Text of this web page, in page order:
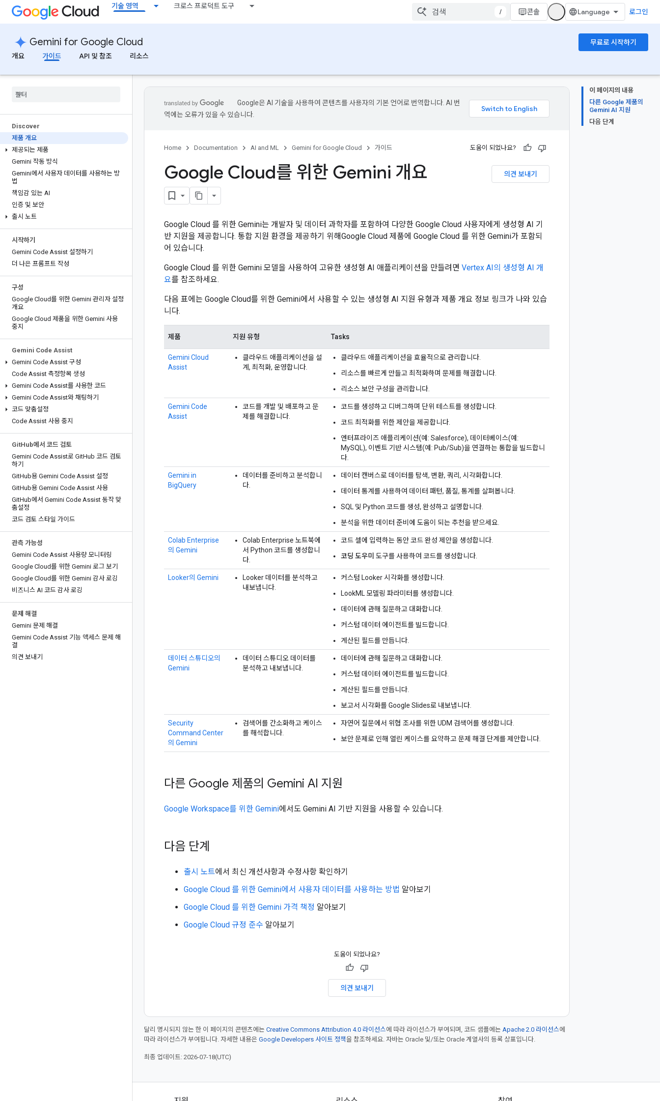
기술 영역 크로스 프로덕트 도구
/ 콘솔 로그인
Gemini for Google Cloud
무료로 시작하기
개요
가이드 API 및 참조 리소스
Discover
제품 개요
제공되는 제품
Gemini 작동 방식
Gemini에서 사용자 데이터를 사용하는 방
법
책임감 있는 AI
인증 및 보안
출시 노트
시작하기
Gemini Code Assist 설정하기
더 나은 프롬프트 작성
구성
Google Cloud를 위한 Gemini 관리자 설정
개요
Google Cloud 제품을 위한 Gemini 사용
중지
Gemini Code Assist
Gemini Code Assist 구성
Code Assist 측정항목 생성
Gemini Code Assist를 사용한 코드
Gemini Code Assist와 채팅하기
코드 맞춤설정
Code Assist 사용 중지
GitHub에서 코드 검토
Gemini Code Assist로 GitHub 코드 검토
하기
GitHub용 Gemini Code Assist 설정
GitHub용 Gemini Code Assist 사용
GitHub에서 Gemini Code Assist 동작 맞
춤설정
코드 검토 스타일 가이드
관측 가능성
Gemini Code Assist 사용량 모니터링
Google Cloud를 위한 Gemini 로그 보기
Google Cloud를 위한 Gemini 감사 로깅
비즈니스 AI 코드 감사 로깅
문제 해결
Gemini 문제 해결
Gemini Code Assist 기능 액세스 문제 해
결
의견 보내기
이 페이지의 내용
다른 Google 제품의
Gemini AI 지원
다음 단계
Google은 AI 기술을 사용하여 콘텐츠를 사용자의 기본 언어로 번역합니다. AI 번
역에는 오류가 있을 수 있습니다.
Home Documentation AI and ML Gemini for Google Cloud 가이드 도움이 되었나요?
의견 보내기
Google Cloud를 위한 Gemini 개요
Google Cloud 를 위한 Gemini는 개발자 및 데이터 과학자를 포함하여 다양한 Google Cloud 사용자에게 생성형 AI 기
반 지원을 제공합니다. 통합 지원 환경을 제공하기 위해Google Cloud 제품에 Google Cloud 를 위한 Gemini가 포함되
어 있습니다.
Google Cloud 를 위한 Gemini 모델을 사용하여 고유한 생성형 AI 애플리케이션을 만들려면 Vertex AI의 생성형 AI 개
요를 참조하세요.
다음 표에는 Google Cloud를 위한 Gemini에서 사용할 수 있는 생성형 AI 지원 유형과 제품 개요 정보 링크가 나와 있습
니다.
제품 지원 유형 Tasks
Gemini Cloud
Assist
클라우드 애플리케이션을 설
계, 최적화, 운영합니다.
클라우드 애플리케이션을 효율적으로 관리합니다.
리소스를 빠르게 만들고 최적화하며 문제를 해결합니다.
리소스 보안 구성을 관리합니다.
Gemini Code
Assist
코드를 개발 및 배포하고 문
제를 해결합니다.
코드를 생성하고 디버그하며 단위 테스트를 생성합니다.
코드 최적화를 위한 제안을 제공합니다.
엔터프라이즈 애플리케이션(예: Salesforce), 데이터베이스(예:
MySQL), 이벤트 기반 시스템(예: Pub/Sub)을 연결하는 통합을 빌드합니
다.
Gemini in
BigQuery
데이터를 준비하고 분석합니
다.
데이터 캔버스로 데이터를 탐색, 변환, 쿼리, 시각화합니다.
데이터 통계를 사용하여 데이터 패턴, 품질, 통계를 살펴봅니다.
SQL 및 Python 코드를 생성, 완성하고 설명합니다.
분석을 위한 데이터 준비에 도움이 되는 추천을 받으세요.
Colab Enterprise
의 Gemini
Colab Enterprise 노트북에
서 Python 코드를 생성합니
다.
코드 셀에 입력하는 동안 코드 완성 제안을 생성합니다.
코딩 도우미 도구를 사용하여 코드를 생성합니다.
Looker의 Gemini
Looker 데이터를 분석하고
내보냅니다.
커스텀 Looker 시각화를 생성합니다.
LookML 모델링 파라미터를 생성합니다.
데이터에 관해 질문하고 대화합니다.
커스텀 데이터 에이전트를 빌드합니다.
계산된 필드를 만듭니다.
데이터 스튜디오의
Gemini
데이터 스튜디오 데이터를
분석하고 내보냅니다.
데이터에 관해 질문하고 대화합니다.
커스텀 데이터 에이전트를 빌드합니다.
계산된 필드를 만듭니다.
보고서 시각화를 Google Slides로 내보냅니다.
Security
Command Center
의 Gemini
검색어를 간소화하고 케이스
를 해석합니다.
자연어 질문에서 위협 조사를 위한 UDM 검색어를 생성합니다.
보안 문제로 인해 열린 케이스를 요약하고 문제 해결 단계를 제안합니다.
다른 Google 제품의 Gemini AI 지원
Google Workspace를 위한 Gemini에서도 Gemini AI 기반 지원을 사용할 수 있습니다.
다음 단계
출시 노트에서 최신 개선사항과 수정사항 확인하기
Google Cloud 를 위한 Gemini에서 사용자 데이터를 사용하는 방법 알아보기
Google Cloud 를 위한 Gemini 가격 책정 알아보기
Google Cloud 규정 준수 알아보기
도움이 되었나요?
의견 보내기
달리 명시되지 않는 한 이 페이지의 콘텐츠에는 Creative Commons Attribution 4.0 라이선스에 따라 라이선스가 부여되며, 코드 샘플에는 Apache 2.0 라이선스에
따라 라이선스가 부여됩니다. 자세한 내용은 Google Developers 사이트 정책을 참조하세요. 자바는 Oracle 및/또는 Oracle 계열사의 등록 상표입니다.
최종 업데이트: 2026-07-18(UTC)